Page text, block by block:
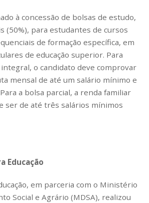
à concessão de bolsas de estudo,
(50%), para estudantes de cursos
de formação específica, em
de educação superior. Para
o candidato deve comprovar
mensal de até um salário mínimo e
a bolsa parcial, a renda familiar
ser de até três salários mínimos
Educação
em parceria com o Ministério
Social e Agrário (MDSA), realizou